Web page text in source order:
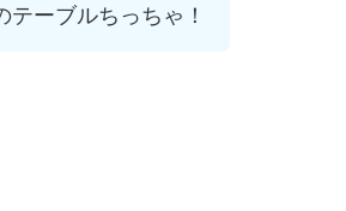
テーブルちっちゃ！